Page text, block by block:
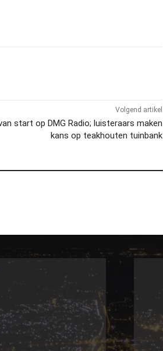
Volgend artikel
start op DMG Radio; luisteraars maken
kans op teakhouten tuinbank